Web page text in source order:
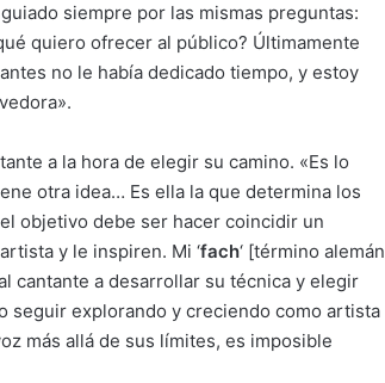
siempre por las mismas preguntas:
quiero ofrecer al público? Últimamente
no le había dedicado tiempo, y estoy
a la hora de elegir su camino. «Es lo
otra idea… Es ella la que determina los
objetivo debe ser hacer coincidir un
y le inspiren. Mi ‘fach‘ [término alemán
cantante a desarrollar su técnica y elegir
seguir explorando y creciendo como artista
más allá de sus límites, es imposible